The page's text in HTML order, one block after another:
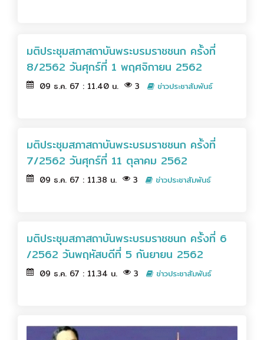
มติประชุมสภาสถาบันพระบรมราชชนก ครั้งที่
8/2562 วันศุกร์ที่ 1 พฤศจิกายน 2562
09 ธ.ค. 67 : 11.40 น. 3 ข่าวประชาสัมพันธ์
มติประชุมสภาสถาบันพระบรมราชชนก ครั้งที่
7/2562 วันศุกร์ที่ 11 ตุลาคม 2562
09 ธ.ค. 67 : 11.38 น. 3 ข่าวประชาสัมพันธ์
มติประชุมสภาสถาบันพระบรมราชชนก ครั้งที่ 6
/2562 วันพฤหัสบดีที่ 5 กันยายน 2562
09 ธ.ค. 67 : 11.34 น. 3 ข่าวประชาสัมพันธ์